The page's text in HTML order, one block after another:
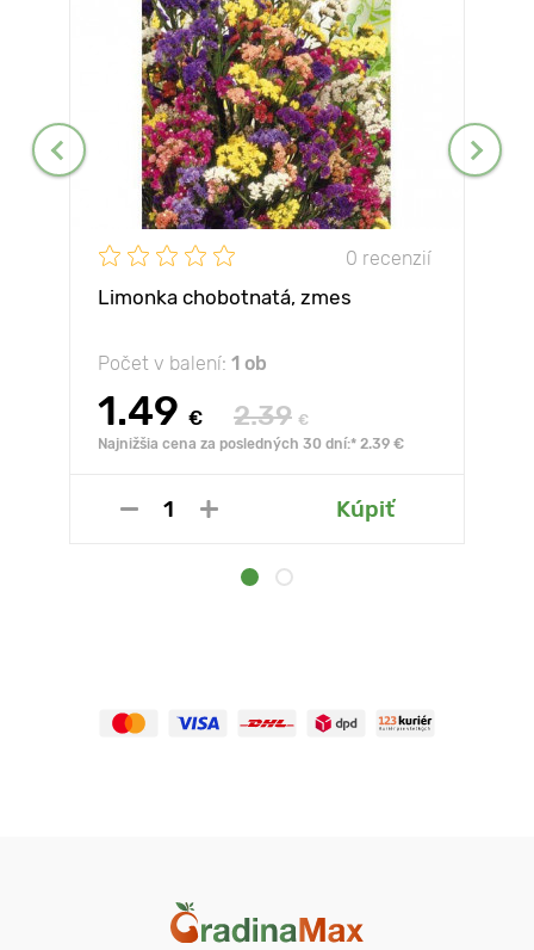
0 recenzií
Limonka chobotnatá, zmes
Počet v balení: 1 ob
1.49 € 2.39 €
Najnižšia cena za posledných 30 dní:* 2.39 €
Kúpiť